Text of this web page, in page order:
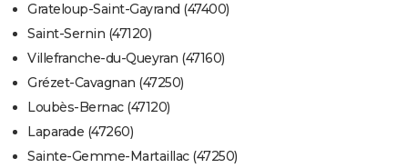
Grateloup-Saint-Gayrand (47400)
Saint-Sernin (47120)
Villefranche-du-Queyran (47160)
Grézet-Cavagnan (47250)
Loubès-Bernac (47120)
Laparade (47260)
Sainte-Gemme-Martaillac (47250)